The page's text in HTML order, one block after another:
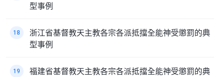
型事例
18
浙江省基督教天主教各宗各派抵擋全能神受懲罰的典
型事例
19
福建省基督教天主教各宗各派抵擋全能神受懲罰的典